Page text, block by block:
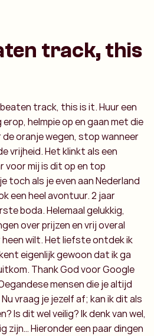
track, this
track, this is it. Huur een
erop, helmpie op en gaan met die
de oranje wegen, stop wanneer
vrijheid. Het klinkt als een
voor mij is dit op en top
toch als je even aan Nederland
een heel avontuur. 2 jaar
boda. Helemaal gelukkig,
over prijzen en vrij overal
heen wilt. Het liefste ontdek ik
eigenlijk gewoon dat ik ga
Thank God voor Google
mensen die je altijd
vraag je jezelf af; kan ik dit als
Is dit wel veilig? Ik denk van wel,
zijn… Hieronder een paar dingen